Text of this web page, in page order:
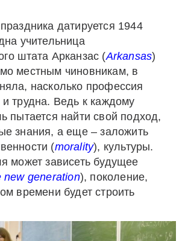
датируется 1944
учительница
штата Арканзас (Arkansas)
местным чиновникам, в
насколько профессия
трудна. Ведь к каждому
пытается найти свой подход,
знания, а еще – заложить
(morality), культуры.
может зависеть будущее
new generation), поколение,
времени будет строить